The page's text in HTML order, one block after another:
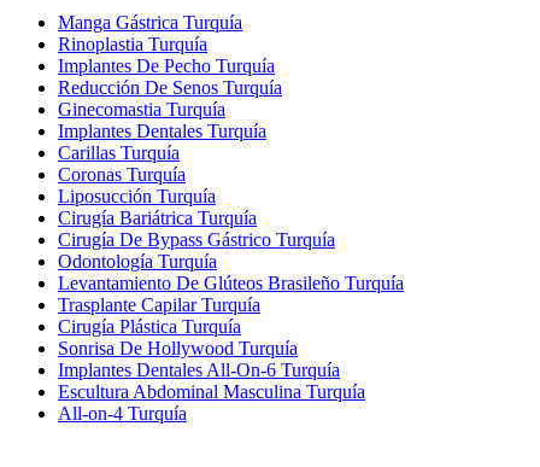
Manga Gástrica Turquía
Rinoplastia Turquía
Implantes De Pecho Turquía
Reducción De Senos Turquía
Ginecomastia Turquía
Implantes Dentales Turquía
Carillas Turquía
Coronas Turquía
Liposucción Turquía
Cirugía Bariátrica Turquía
Cirugía De Bypass Gástrico Turquía
Odontología Turquía
Levantamiento De Glúteos Brasileño Turquía
Trasplante Capilar Turquía
Cirugía Plástica Turquía
Sonrisa De Hollywood Turquía
Implantes Dentales All-On-6 Turquía
Escultura Abdominal Masculina Turquía
All-on-4 Turquía